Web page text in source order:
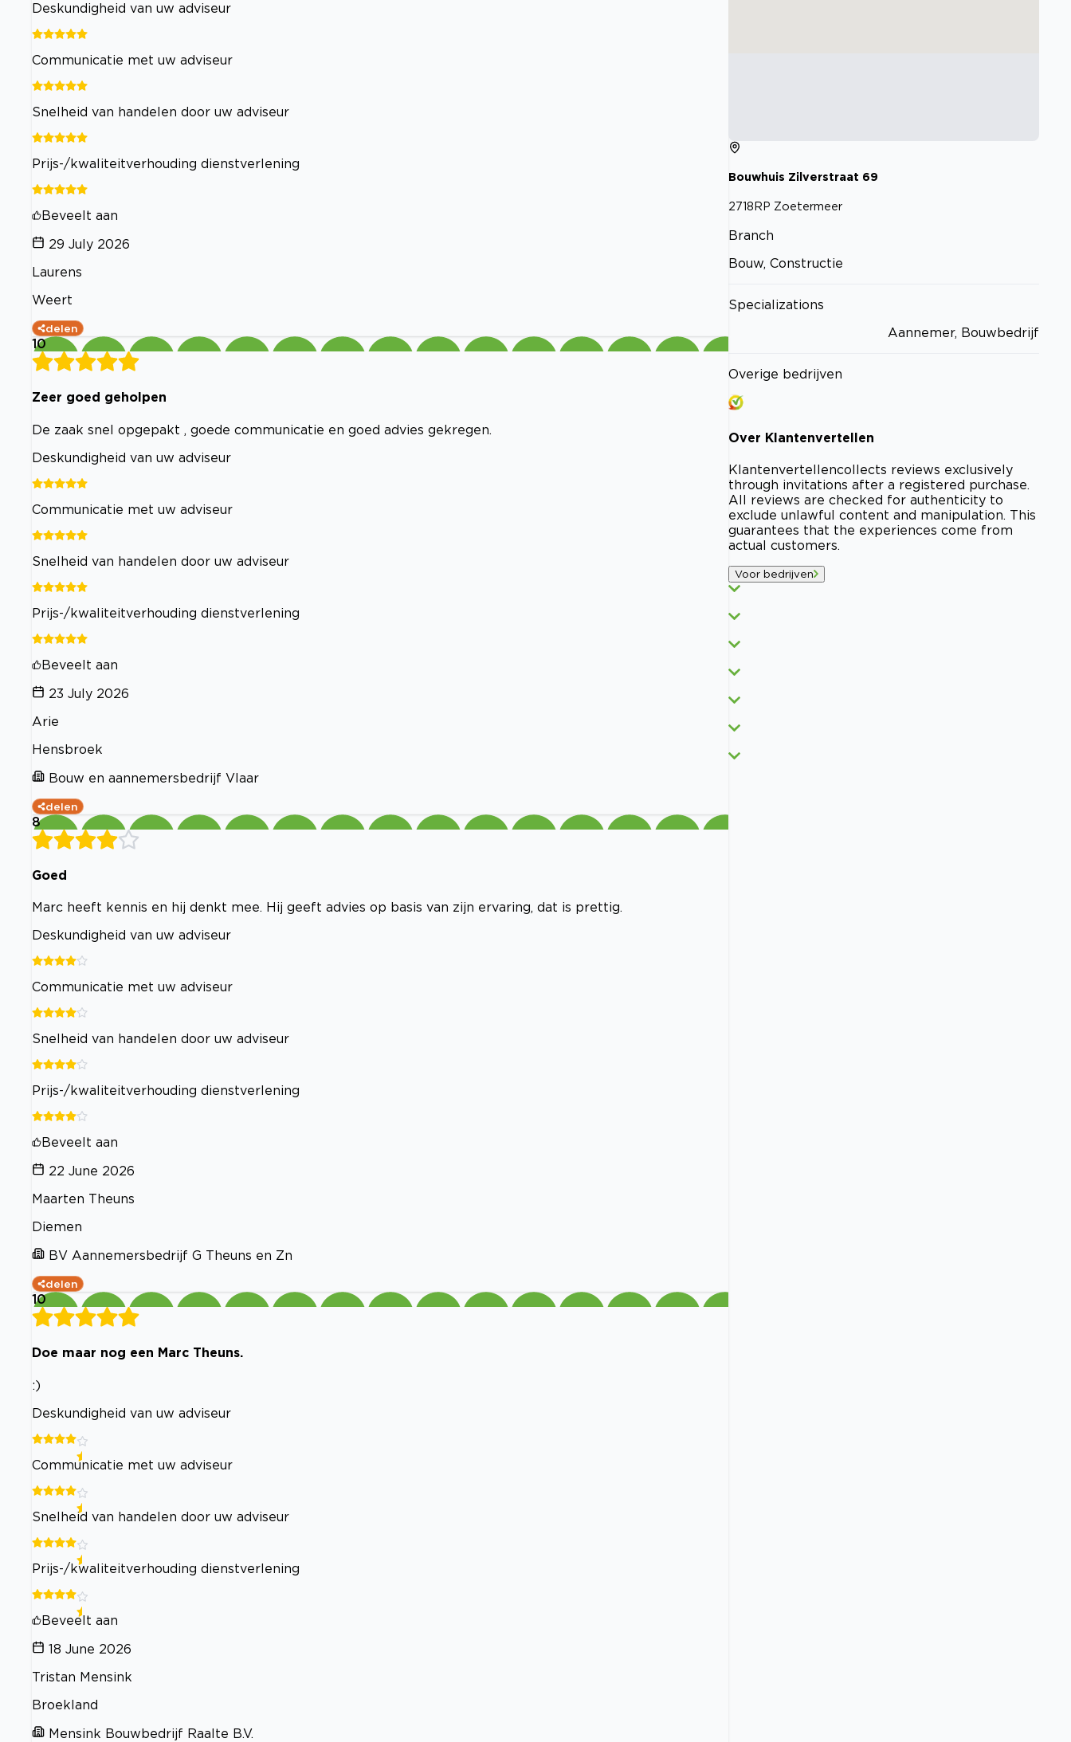
Deskundigheid van uw adviseur
Communicatie met uw adviseur
Snelheid van handelen door uw adviseur
Prijs-/kwaliteitverhouding dienstverlening
Beveelt aan
29 July 2026
Laurens
Weert
delen
10
Zeer goed geholpen
De zaak snel opgepakt , goede communicatie en goed advies gekregen.
Deskundigheid van uw adviseur
Communicatie met uw adviseur
Snelheid van handelen door uw adviseur
Prijs-/kwaliteitverhouding dienstverlening
Beveelt aan
23 July 2026
Arie
Hensbroek
Bouw en aannemersbedrijf Vlaar
delen
8
Goed
Marc heeft kennis en hij denkt mee. Hij geeft advies op basis van zijn ervaring, dat is prettig.
Deskundigheid van uw adviseur
Communicatie met uw adviseur
Snelheid van handelen door uw adviseur
Prijs-/kwaliteitverhouding dienstverlening
Beveelt aan
22 June 2026
Maarten Theuns
Diemen
BV Aannemersbedrijf G Theuns en Zn
delen
10
Doe maar nog een Marc Theuns.
:)
Deskundigheid van uw adviseur
Communicatie met uw adviseur
Snelheid van handelen door uw adviseur
Prijs-/kwaliteitverhouding dienstverlening
Beveelt aan
18 June 2026
Tristan Mensink
Broekland
Mensink Bouwbedrijf Raalte B.V.
Bouwhuis Zilverstraat 69
2718RP Zoetermeer
Branch
Bouw, Constructie
Specializations
Aannemer, Bouwbedrijf
Overige bedrijven
Over Klantenvertellen
Klantenvertellencollects reviews exclusively
through invitations after a registered purchase.
All reviews are checked for authenticity to
exclude unlawful content and manipulation. This
guarantees that the experiences come from
actual customers.
Voor bedrijven